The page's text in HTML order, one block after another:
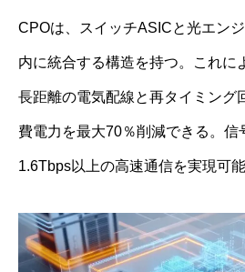
CPOは、スイッチASICと光エン
内に統合する構造を持つ。これに
長距離の電気配線と再タイミング
費電力を最大70％削減できる。信
1.6Tbps以上の高速通信を実現可能